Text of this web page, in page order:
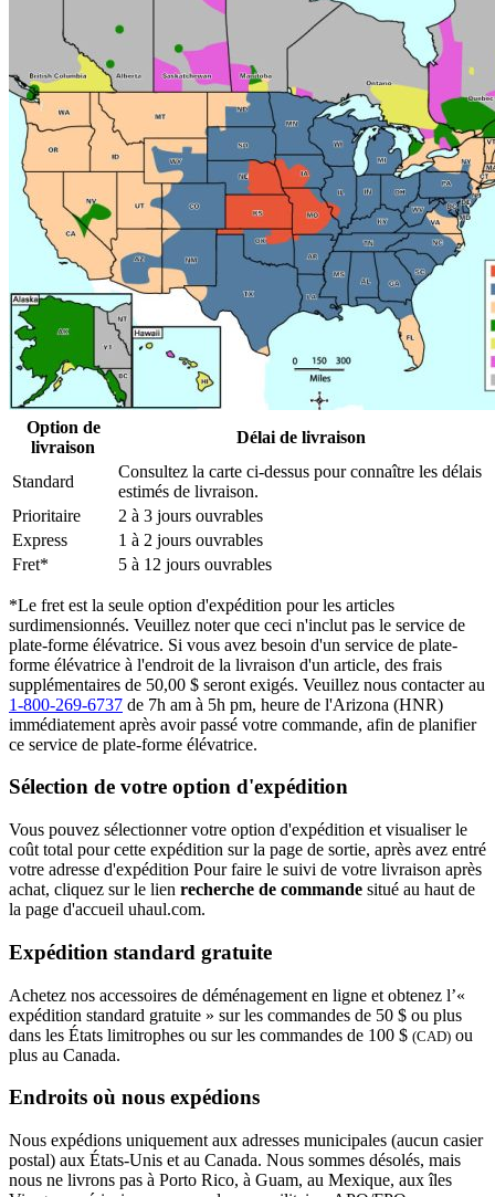
Option de
livraison
Délai de livraison
Standard
Consultez la carte ci-dessus pour connaître les délais
estimés de livraison.
Prioritaire
2 à 3 jours ouvrables
Express
1 à 2 jours ouvrables
Fret*
5 à 12 jours ouvrables
*Le fret est la seule option d'expédition pour les articles
surdimensionnés. Veuillez noter que ceci n'inclut pas le service de
plate-forme élévatrice. Si vous avez besoin d'un service de plate-
forme élévatrice à l'endroit de la livraison d'un article, des frais
supplémentaires de 50,00 $ seront exigés. Veuillez nous contacter au
1-800-269-6737 de 7h am à 5h pm, heure de l'Arizona (HNR)
immédiatement après avoir passé votre commande, afin de planifier
ce service de plate-forme élévatrice.
Sélection de votre option d'expédition
Vous pouvez sélectionner votre option d'expédition et visualiser le
coût total pour cette expédition sur la page de sortie, après avez entré
votre adresse d'expédition Pour faire le suivi de votre livraison après
achat, cliquez sur le lien recherche de commande situé au haut de
la page d'accueil uhaul.com.
Expédition standard gratuite
Achetez nos accessoires de déménagement en ligne et obtenez l’«
expédition standard gratuite » sur les commandes de 50 $ ou plus
dans les États limitrophes ou sur les commandes de 100 $ (CAD) ou
plus au Canada.
Endroits où nous expédions
Nous expédions uniquement aux adresses municipales (aucun casier
postal) aux États-Unis et au Canada. Nous sommes désolés, mais
nous ne livrons pas à Porto Rico, à Guam, au Mexique, aux îles